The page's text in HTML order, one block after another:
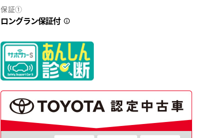
2
37
保証①
ロングラン保証付